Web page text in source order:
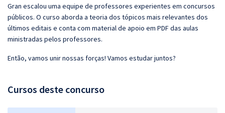
Gran escalou uma equipe de professores experientes em concursos
públicos. O curso aborda a teoria dos tópicos mais relevantes dos
últimos editais e conta com material de apoio em PDF das aulas
ministradas pelos professores.
Então, vamos unir nossas forças! Vamos estudar juntos?
Cursos deste concurso